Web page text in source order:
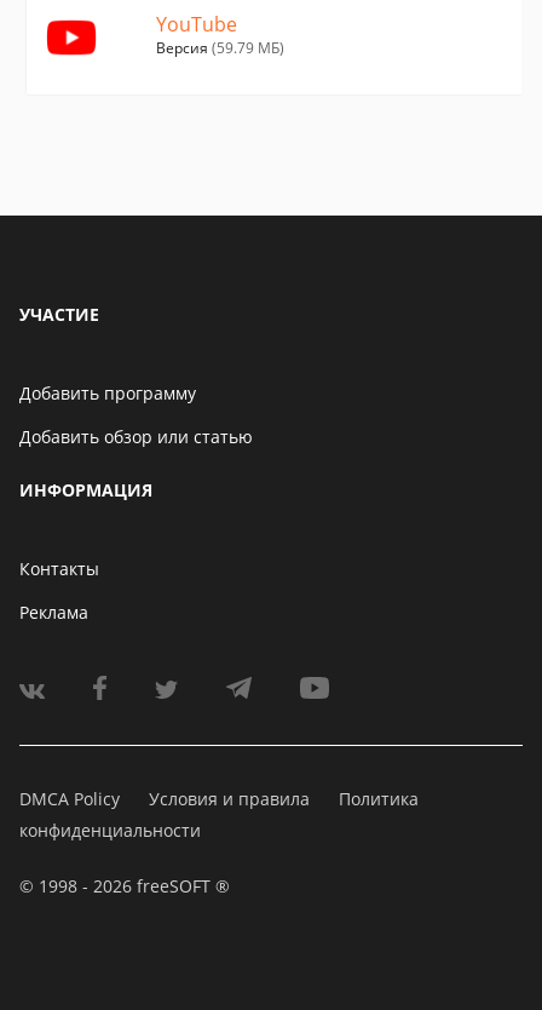
YouTube
Версия (59.79 МБ)
УЧАСТИЕ
Добавить программу
Добавить обзор или статью
ИНФОРМАЦИЯ
Контакты
Реклама
DMCA Policy Условия и правила
Политика
конфиденциальности
© 1998 - 2026 freeSOFT ®